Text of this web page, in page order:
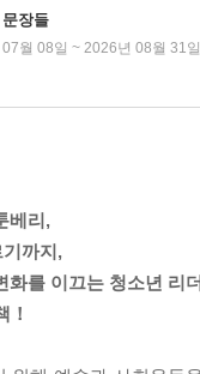
장들
월 08일 ~ 2026년 08월 31일
베리,
기까지,
화를 이끄는 청소년 리
！